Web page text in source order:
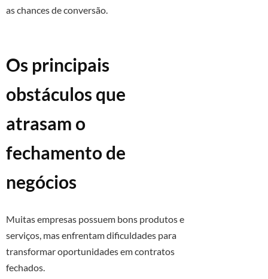
as chances de conversão.
Os principais
obstáculos que
atrasam o
fechamento de
negócios
Muitas empresas possuem bons produtos e
serviços, mas enfrentam dificuldades para
transformar oportunidades em contratos
fechados.